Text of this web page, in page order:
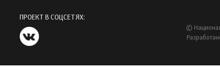
ПРОЕКТ В СОЦСЕТЯХ:
©